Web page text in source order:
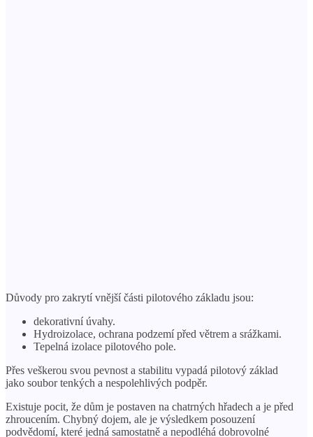
Důvody pro zakrytí vnější části pilotového základu jsou:
dekorativní úvahy.
Hydroizolace, ochrana podzemí před větrem a srážkami.
Tepelná izolace pilotového pole.
Přes veškerou svou pevnost a stabilitu vypadá pilotový základ
jako soubor tenkých a nespolehlivých podpěr.
Existuje pocit, že dům je postaven na chatrných hřadech a je před
zhroucením. Chybný dojem, ale je výsledkem posouzení
podvědomí, které jedná samostatně a nepodléhá dobrovolné